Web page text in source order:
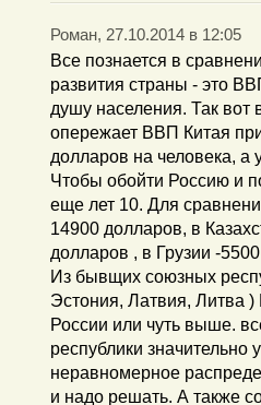
Роман, 27.10.2014 в 12:05
Все познается в
развития страны - это
душу населения. Так
опережает ВВП Китая
долларов на человека, а
Чтобы обойти Россию и
еще лет 10. Для
14900 долларов, в
долларов , в Грузии -
Из бывщих союзных
Эстония, Латвия, Литва
России или чуть выше.
республики значительно
неравномерное
и надо решать. А также